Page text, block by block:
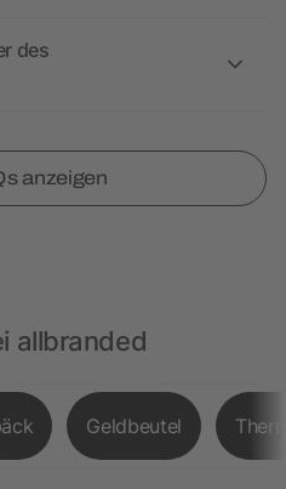
des
anzeigen
allbranded
Geldbeutel